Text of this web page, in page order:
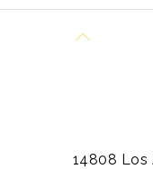
14808 Los